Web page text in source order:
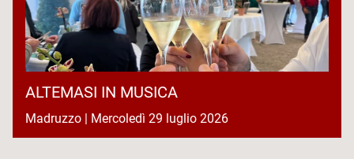
ALTEMASI IN MUSICA
Madruzzo | Mercoledì 29 luglio 2026